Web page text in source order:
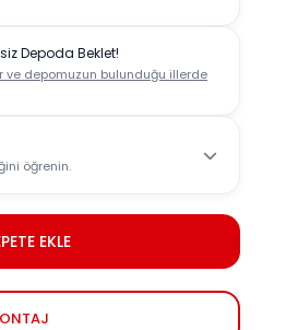
Depoda Beklet!
ve depomuzun bulunduğu illerde
öğrenin.
EKLE